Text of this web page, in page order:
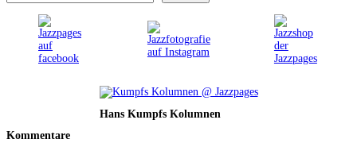
Hans Kumpfs Kolumnen
Kommentare